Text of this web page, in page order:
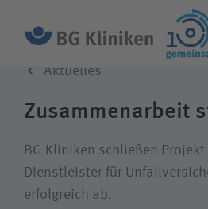
Leistungen
Über uns
Aktuelles
Zusammenarbeit
BG Kliniken schließen
Dienstleister für
erfolgreich ab.